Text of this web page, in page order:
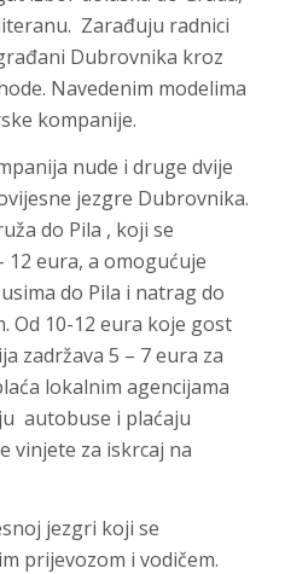
Zarađuju radnici
Dubrovnika kroz
Navedenim modelima
kompanije.
nude i druge dvije
jezgre Dubrovnika.
do Pila , koji se
12 eura, a omogućuje
do Pila i natrag do
Od 10-12 eura koje gost
zadržava 5 – 7 eura za
lokalnim agencijama
autobuse i plaćaju
vinjete za iskrcaj na
jezgri koji se
prijevozom i vodičem.